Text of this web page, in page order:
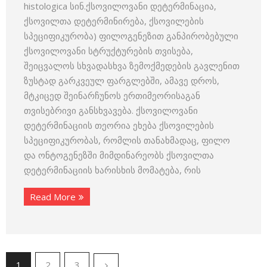
histologica სინ.ქსოვილოვანი დეტერმინაცია,
ქსოვილთა დეტერმინირება, ქსოვი­ლების
სპეციფიკურობა) ფილოგენეზით განპირობებული
ქსოვილო­ვანი სტრუქტურების თვისება,
შეიცვალოს სხვადასხვა ზემოქმედების გავლენით
ზუსტად გარკვეულ ფარგლებში, ამავე დროს,
მტკიცედ შეინარჩუნოს ერთიმეორისაგან
თვისებრივი განსხვავება. ქსოვილოვანი
დეტერმინაციის თეორია ეხება ქსოვილების
სპეციფიკურობას, რომლის თანახმადაც, ფილო
და ონტოგენეზში მიმდინარეობს ქსოვილთა
დეტერ­მინაციის ხარისხის მომატება, რის
Read More
1 2 3